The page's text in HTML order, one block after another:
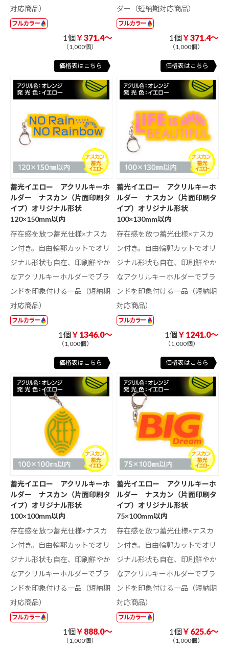
対応商品）
フルカラー
1個￥371.4～
（1,000個）
価格表はこちら
ダー（短納期対応商品）
フルカラー
1個￥371.4～
（1,000個）
価格表はこちら
蓄光イエロー アクリルキーホ
ルダー ナスカン（片面印刷タ
イプ）オリジナル形状
120×150mm以内
存在感を放つ蓄光仕様×ナスカ
ン付き。自由輪郭カットでオリ
ジナル形状も自在、印刷鮮やか
なアクリルキーホルダーでブラ
ンドを印象付ける一品（短納期
対応商品）
フルカラー
1個￥1346.0～
（1,000個）
価格表はこちら
蓄光イエロー アクリルキーホ
ルダー ナスカン（片面印刷タ
イプ）オリジナル形状
100×130mm以内
存在感を放つ蓄光仕様×ナスカ
ン付き。自由輪郭カットでオリ
ジナル形状も自在、印刷鮮やか
なアクリルキーホルダーでブラ
ンドを印象付ける一品（短納期
対応商品）
フルカラー
1個￥1241.0～
（1,000個）
価格表はこちら
蓄光イエロー アクリルキーホ
ルダー ナスカン（片面印刷タ
イプ）オリジナル形状
100×100mm以内
存在感を放つ蓄光仕様×ナスカ
ン付き。自由輪郭カットでオリ
ジナル形状も自在、印刷鮮やか
なアクリルキーホルダーでブラ
ンドを印象付ける一品（短納期
対応商品）
フルカラー
1個￥888.0～
（1,000個）
蓄光イエロー アクリルキーホ
ルダー ナスカン（片面印刷タ
イプ）オリジナル形状
75×100mm以内
存在感を放つ蓄光仕様×ナスカ
ン付き。自由輪郭カットでオリ
ジナル形状も自在、印刷鮮やか
なアクリルキーホルダーでブラ
ンドを印象付ける一品（短納期
対応商品）
フルカラー
1個￥625.6～
（1,000個）